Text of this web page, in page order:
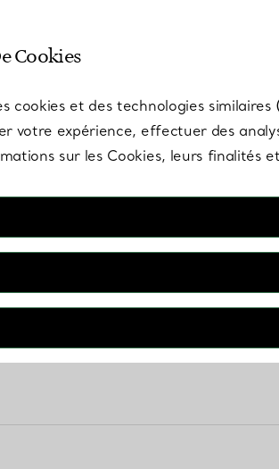
Cookies
cookies et des technologies
votre expérience, effectuer des
sur les Cookies, leurs